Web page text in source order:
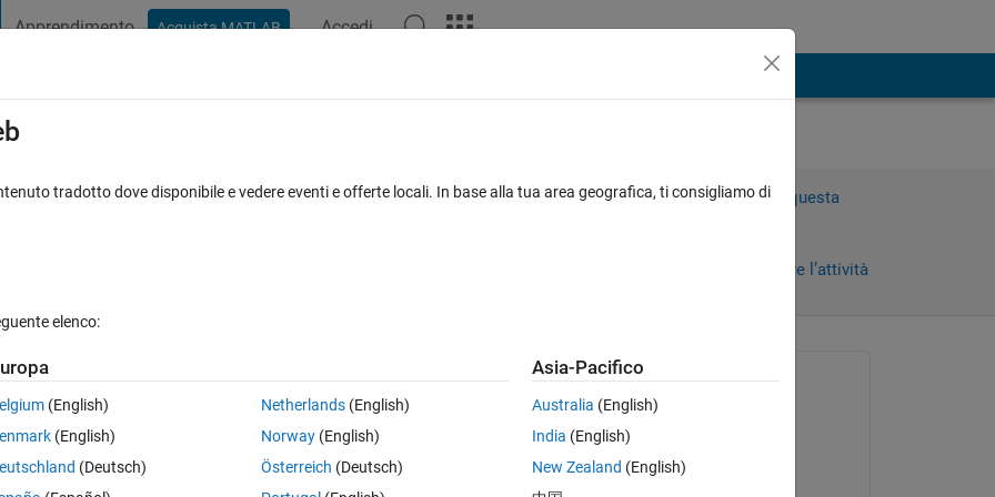
Apprendimento Acquista MATLAB Accedi
Variable
Accedi per rispondere a questa
Accedi per seguire l’attività
Apri in MATLAB Online
(They are symbolic equations.)
I want to replace "sin(phi)" by "2*x/(1+x^2)" , and "cos(phi)"
Richiesto:
ercan duzgun
il 10 Gen 2021
Commentato:
tradotto dove disponibile e vedere eventi e offerte locali. In base alla tua area geografica, ti consigliamo di
elenco:
(English)
(English)
(Deutsch)
Netherlands(English)
Norway(English)
Österreich (Deutsch)
Asia-Pacifico
Australia (English)
India (English)
New Zealand (English)